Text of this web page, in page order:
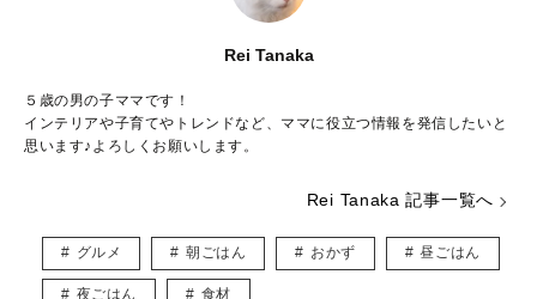
Rei Tanaka
５歳の男の子ママです！
インテリアや子育てやトレンドなど、ママに役立つ情報を発信したいと
思います♪よろしくお願いします。
Rei Tanaka 記事一覧へ
グルメ 朝ごはん おかず 昼ごはん
夜ごはん 食材